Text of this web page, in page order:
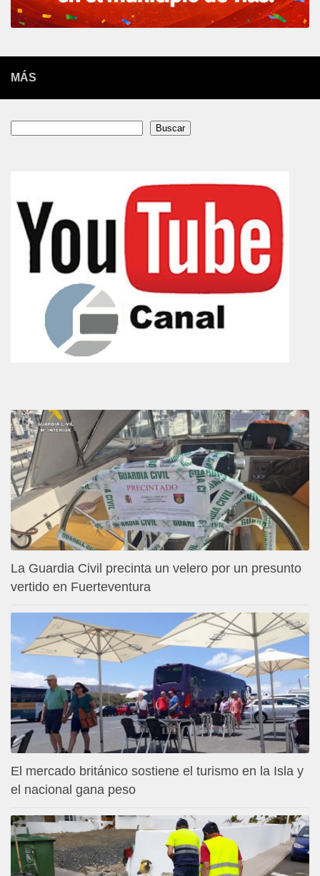
MÁS
Buscar
La Guardia Civil precinta un velero por un presunto
vertido en Fuerteventura
El mercado británico sostiene el turismo en la Isla y
el nacional gana peso